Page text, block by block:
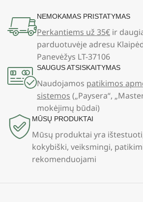
NEMOKAMAS PRISTATYMAS
Perkantiems už 35€ ir
parduotuvėje adresu
Panevėžys LT-37106
SAUGUS ATSISKAITYMAS
Naudojamos patikimos
sistemos („Paysera“,
mokėjimų būdai)
MŪSŲ PRODUKTAI
Mūsų produktai yra
kokybiški, veiksmingi,
rekomenduojami